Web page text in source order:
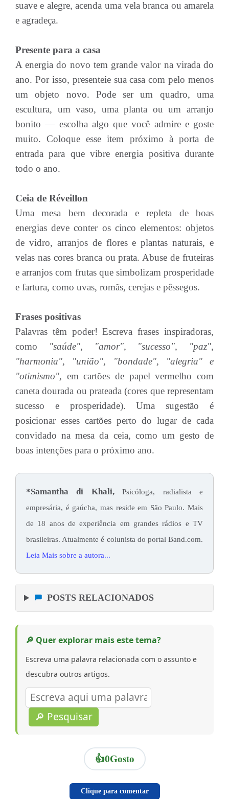
suave e alegre, acenda uma vela branca ou amarela
e agradeça.
Presente para a casa
A energia do novo tem grande valor na virada do
ano. Por isso, presenteie sua casa com pelo menos
um objeto novo. Pode ser um quadro, uma
escultura, um vaso, uma planta ou um arranjo
bonito — escolha algo que você admire e goste
muito. Coloque esse item próximo à porta de
entrada para que vibre energia positiva durante
todo o ano.
Ceia de Réveillon
Uma mesa bem decorada e repleta de boas
energias deve conter os cinco elementos: objetos
de vidro, arranjos de flores e plantas naturais, e
velas nas cores branca ou prata. Abuse de fruteiras
e arranjos com frutas que simbolizam prosperidade
e fartura, como uvas, romãs, cerejas e pêssegos.
Frases positivas
Palavras têm poder! Escreva frases inspiradoras,
como
"saúde", "amor", "sucesso", "paz",
"harmonia", "união", "bondade", "alegria" e
"otimismo", em cartões de papel vermelho com
caneta dourada ou prateada (cores que representam
sucesso e prosperidade). Uma sugestão é
posicionar esses cartões perto do lugar de cada
convidado na mesa da ceia, como um gesto de
boas intenções para o próximo ano.
*Samantha di Khali,Psicóloga, radialista e
empresária, é gaúcha, mas reside em São Paulo. Mais
de 18 anos de experiência em grandes rádios e TV
brasileiras. Atualmente é colunista do portal Band.com.
Leia Mais sobre a autora...
POSTS RELACIONADOS
🔎 Quer explorar mais este tema?
Escreva uma palavra relacionada com o assunto e
descubra outros artigos.
🔎 Pesquisar
👍0Gosto
Clique para comentar